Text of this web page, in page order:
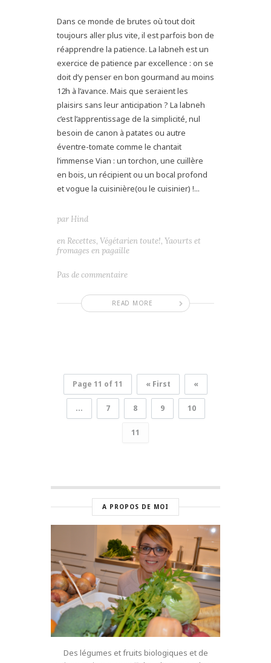
Dans ce monde de brutes où tout doit
toujours aller plus vite, il est parfois bon de
réapprendre la patience. La labneh est un
exercice de patience par excellence : on se
doit d’y penser en bon gourmand au moins
12h à l’avance. Mais que seraient les
plaisirs sans leur anticipation ? La labneh
c’est l’apprentissage de la simplicité, nul
besoin de canon à patates ou autre
éventre-tomate comme le chantait
l’immense Vian : un torchon, une cuillère
en bois, un récipient ou un bocal profond
et vogue la cuisinière(ou le cuisinier) !...
READ MORE
par Hind
en Recettes, Végétarien toute!, Yaourts et
fromages en pagaille
Pas de commentaire
Page 11 of 11 « First «
... 7 8 9 10
11
A PROPOS DE MOI
Des légumes et fruits biologiques et de